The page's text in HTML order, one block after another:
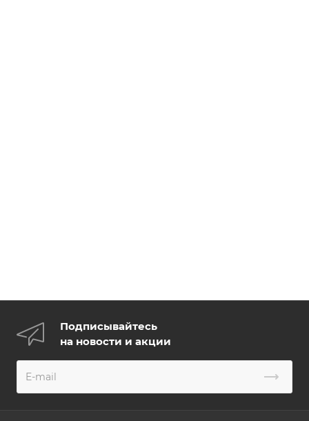
Подписывайтесь
на новости и акции